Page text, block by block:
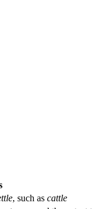
, such as cattle